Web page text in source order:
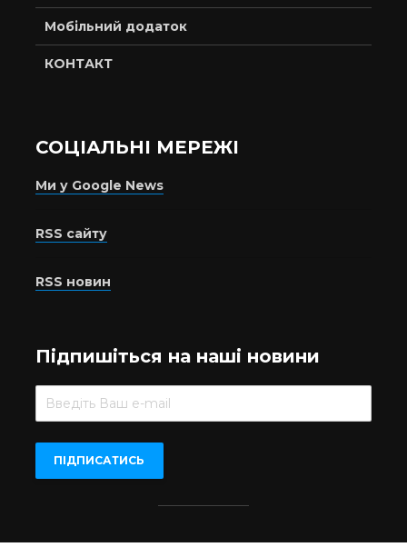
Мобільний додаток
КОНТАКТ
СОЦІАЛЬНІ МЕРЕЖІ
Ми у Google News
RSS сайту
RSS новин
Підпишіться на наші новини